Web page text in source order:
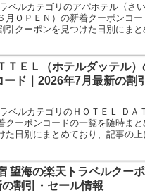
ベルカテゴリのアパホテル〈さ
月ＯＰＥＮ）の新着クーポンコ
引クーポンを見つけた日別にまと
新の割引クーポンになります。
ＴＥＬ（ホテルダッテル）
ード｜2026年7月最新の割
ベルカテゴリのＨＯＴＥＬ ＤＡ
クーポンコードの一覧を随時まと
た日別にまとめており、記事の
なります。ホテル・旅館宿泊の
望海の楽天トラベルクー
の割引・セール情報